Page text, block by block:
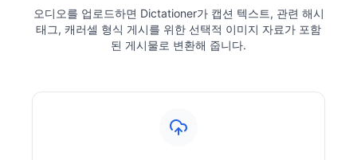
오디오를 업로드하면 Dictationer가 캡션 텍스트, 관련 해시
태그, 캐러셀 형식 게시를 위한 선택적 이미지 자료가 포함
된 게시물로 변환해 줍니다.